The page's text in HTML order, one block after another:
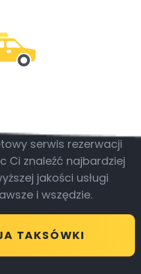
serwis rezerwacji
Ci znaleźć najbardziej
jakości usługi
i wszędzie.
TAKSÓWKI